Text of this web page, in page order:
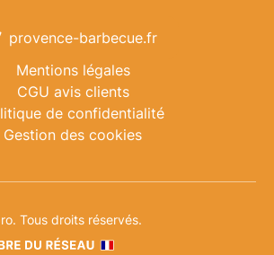
provence-barbecue.fr
Mentions légales
CGU avis clients
de confidentialité
Gestion des cookies
Tous droits réservés.